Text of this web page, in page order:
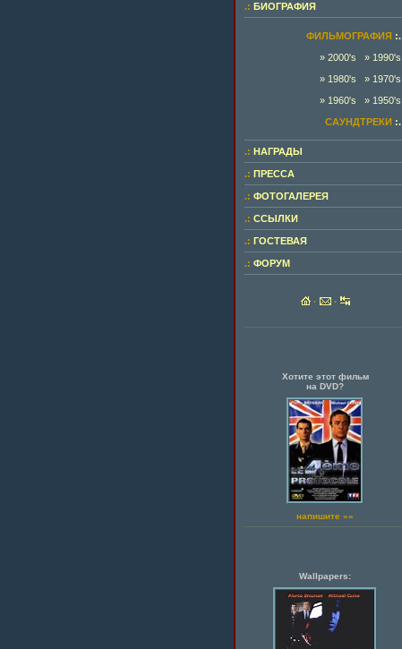
.: БИОГРАФИЯ
ФИЛЬМОГРАФИЯ :.
» 2000's
» 1990's
» 1980's
» 1970's
» 1960's
» 1950's
САУНДТРЕКИ :.
.: НАГРАДЫ
.: ПРЕССА
.: ФОТОГАЛЕРЕЯ
.: ССЫЛКИ
.: ГОСТЕВАЯ
.: ФОРУМ
· ·
Хотите этот фильм
на DVD?
напишите »»
Wallpapers: